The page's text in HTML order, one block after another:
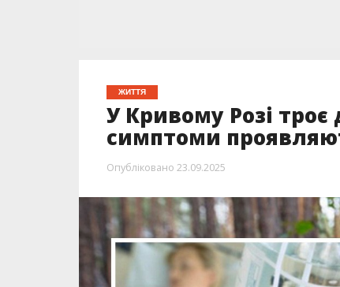
ЖИТТЯ
У Кривому Розі троє
симптоми
Опубліковано 23.09.2025